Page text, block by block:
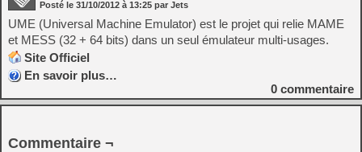
Posté le 31/10/2012 à 13:25 par Jets
UME (Universal Machine Emulator) est le projet qui relie MAME
et MESS (32 + 64 bits) dans un seul émulateur multi-usages.
Site Officiel
En savoir plus…
0 commentaire
Commentaire ¬